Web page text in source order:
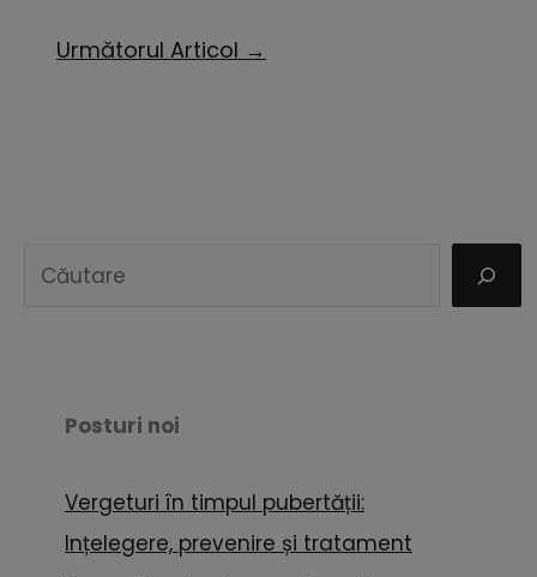
Următorul Articol →
Posturi noi
Vergeturi în timpul pubertății:
Ințelegere, prevenire și tratament